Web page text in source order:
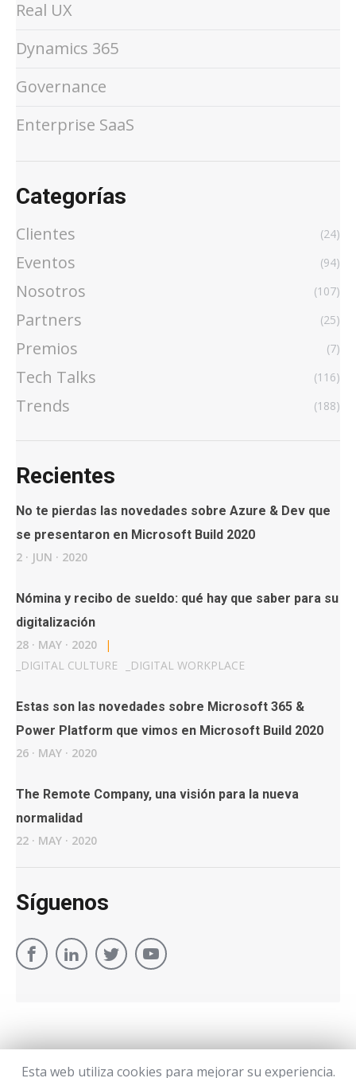
Real UX
Dynamics 365
Governance
Enterprise SaaS
Categorías
Clientes (24)
Eventos (94)
Nosotros (107)
Partners (25)
Premios (7)
Tech Talks (116)
Trends (188)
Recientes
No te pierdas las novedades sobre Azure & Dev que
se presentaron en Microsoft Build 2020
2 · JUN · 2020
Nómina y recibo de sueldo: qué hay que saber para su
digitalización
28 · MAY · 2020
|
DIGITAL CULTURE DIGITAL WORKPLACE
Estas son las novedades sobre Microsoft 365 &
Power Platform que vimos en Microsoft Build 2020
26 · MAY · 2020
The Remote Company, una visión para la nueva
normalidad
22 · MAY · 2020
Síguenos
Esta web utiliza cookies para mejorar su experiencia.